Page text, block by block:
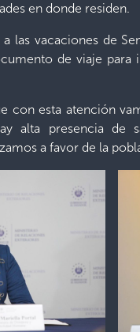
en donde residen.
las vacaciones de
de viaje
con esta atención
alta presencia de
a favor de la